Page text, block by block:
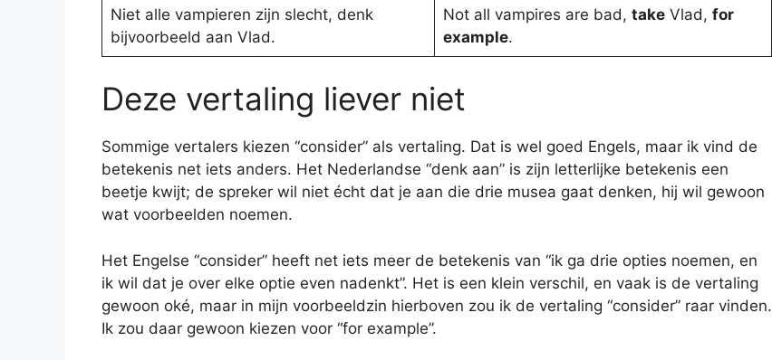
Niet alle vampieren zijn slecht, denk
bijvoorbeeld aan Vlad.
Not all vampires are bad, takeVlad, for
example.
Deze vertaling liever niet
Sommige vertalers kiezen “consider” als vertaling. Dat is wel goed Engels, maar ik vind de
betekenis net iets anders. Het Nederlandse “denk aan” is zijn letterlijke betekenis een
beetje kwijt; de spreker wil niet écht dat je aan die drie musea gaat denken, hij wil gewoon
wat voorbeelden noemen.
Het Engelse “consider” heeft net iets meer de betekenis van “ik ga drie opties noemen, en
ik wil dat je over elke optie even nadenkt”. Het is een klein verschil, en vaak is de vertaling
gewoon oké, maar in mijn voorbeeldzin hierboven zou ik de vertaling “consider” raar vinden.
Ik zou daar gewoon kiezen voor “for example”.